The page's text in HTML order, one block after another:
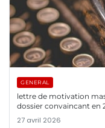
GENERAL
lettre de motivation
dossier convaincant en
27 avril 2026